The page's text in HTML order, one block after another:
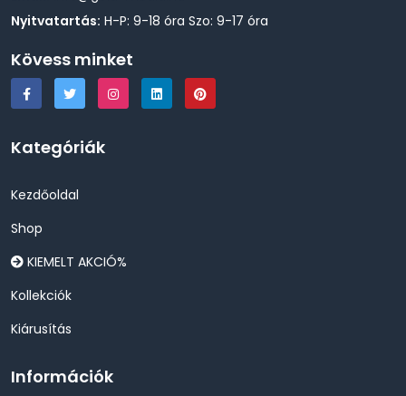
Nyitvatartás: H-P: 9-18 óra Szo: 9-17 óra
Kövess minket
Kategóriák
Kezdőoldal
Shop
KIEMELT AKCIÓ%
Kollekciók
Kiárusítás
Információk